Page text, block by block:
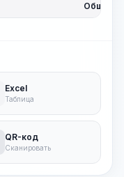
Общая
Excel
Таблица
QR-код
Сканировать